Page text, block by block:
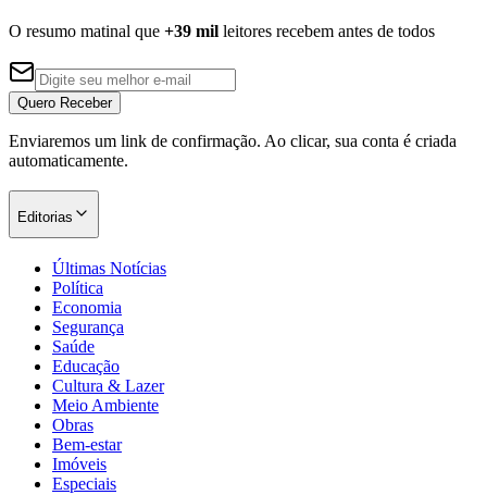
O resumo matinal que +39 mil leitores recebem antes de todos
Quero Receber
Enviaremos um link de confirmação. Ao clicar, sua conta é criada
automaticamente.
Editorias
Últimas Notícias
Política
Economia
Segurança
Saúde
Educação
Cultura & Lazer
Meio Ambiente
Obras
Bem-estar
Imóveis
Especiais